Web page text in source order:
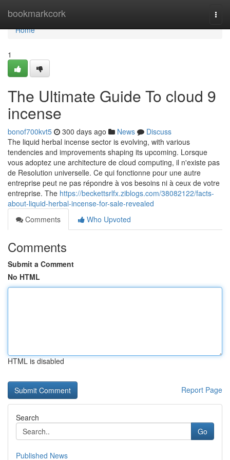
bookmarkcork
Home
Home
1
The Ultimate Guide To cloud 9
incense
bonof700kvt5 300 days ago News
Discuss
The liquid herbal incense sector is evolving, with various
tendencies and improvements shaping its upcoming. Lorsque
vous adoptez une architecture de cloud computing, il n'existe pas
de Resolution universelle. Ce qui fonctionne pour une autre
entreprise peut ne pas répondre à vos besoins ni à ceux de votre
entreprise. The https://beckettsrlfx.ziblogs.com/38082122/facts-
about-liquid-herbal-incense-for-sale-revealed
Comments
Who Upvoted
Comments
Submit a Comment
No HTML
HTML is disabled
Report Page
Search
Go
Published News